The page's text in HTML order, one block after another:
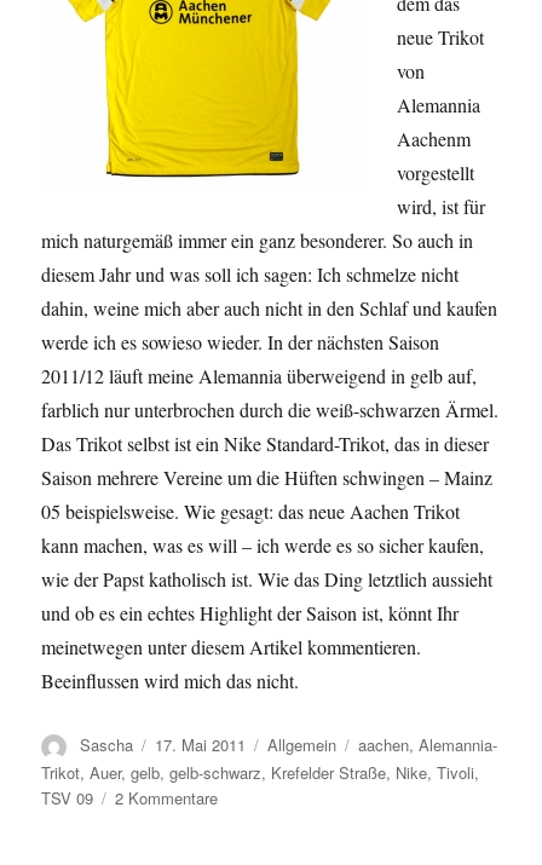
neue Trikot
von
Alemannia
Aachenm
vorgestellt
wird, ist für
mich naturgemäß immer ein ganz besonderer. So auch in
diesem Jahr und was soll ich sagen: Ich schmelze nicht
dahin, weine mich aber auch nicht in den Schlaf und kaufen
werde ich es sowieso wieder. In der nächsten Saison
2011/12 läuft meine Alemannia überweigend in gelb auf,
farblich nur unterbrochen durch die weiß-schwarzen Ärmel.
Das Trikot selbst ist ein Nike Standard-Trikot, das in dieser
Saison mehrere Vereine um die Hüften schwingen – Mainz
05 beispielsweise. Wie gesagt: das neue Aachen Trikot
kann machen, was es will – ich werde es so sicher kaufen,
wie der Papst katholisch ist. Wie das Ding letztlich aussieht
und ob es ein echtes Highlight der Saison ist, könnt Ihr
meinetwegen unter diesem Artikel kommentieren.
Beeinflussen wird mich das nicht.
Autor
Sascha
Veröffentlicht
am
17. Mai 2011 Kategorien
Allgemein Schlagwörter
aachen,Alemannia-
Trikot,Auer,gelb,gelb-schwarz, Krefelder Straße, Nike,Tivoli,
TSV 09
2 Kommentarezu